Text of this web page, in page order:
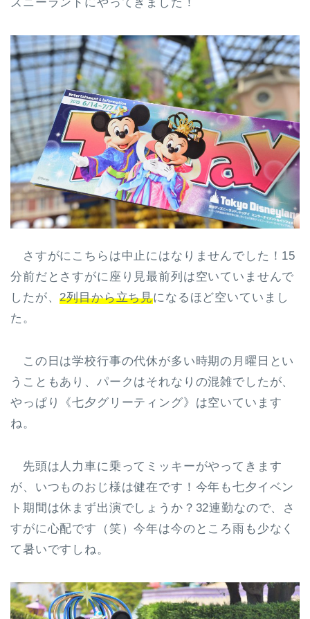
さすがにこちらは中止にはなりませんでした！15
分前だとさすがに座り見最前列は空いていませんで
したが、2列目から立ち見になるほど空いていまし
た。
この日は学校行事の代休が多い時期の月曜日とい
うこともあり、パークはそれなりの混雑でしたが、
やっぱり《七夕グリーティング》は空いています
ね。
先頭は人力車に乗ってミッキーがやってきます
が、いつものおじ様は健在です！今年も七夕イベン
ト期間は休まず出演でしょうか？32連勤なので、さ
すがに心配です（笑）今年は今のところ雨も少なく
て暑いですしね。